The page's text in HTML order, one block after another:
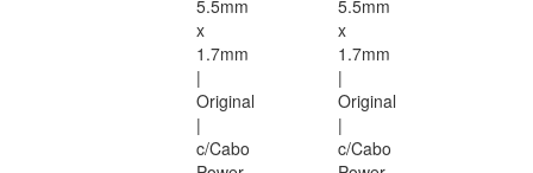
5.5mm
x
1.7mm
|
Original
|
c/Cabo
5.5mm
x
1.7mm
|
Original
|
c/Cabo